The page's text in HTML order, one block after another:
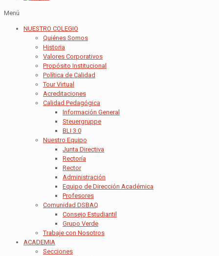
Menú
NUESTRO COLEGIO
Quiénes Somos
Historia
Valores Corporativos
Propósito Institucional
Política de Calidad
Tour Virtual
Acreditaciones
Calidad Pedagógica
Información General
Steuergruppe
BLI 3.0
Nuestro Equipo
Junta Directiva
Rectoría
Rector
Administración
Equipo de Dirección Académica
Profesores
Comunidad DSBAQ
Consejo Estudiantil
Grupo Verde
Trabaje con Nosotros
ACADEMIA
Secciones